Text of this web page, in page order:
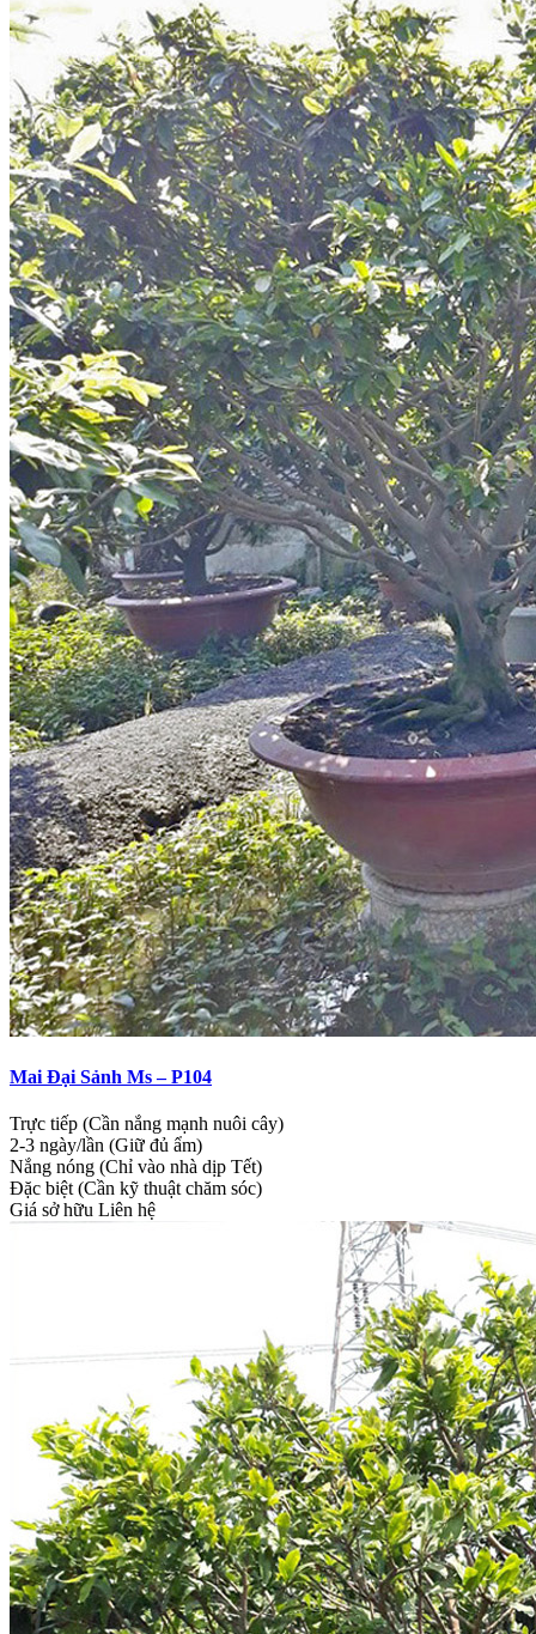
Mai Đại Sảnh Ms – P104
Trực tiếp (Cần nắng mạnh nuôi cây)
2-3 ngày/lần (Giữ đủ ẩm)
Nắng nóng (Chỉ vào nhà dịp Tết)
Đặc biệt (Cần kỹ thuật chăm sóc)
Giá sở hữu Liên hệ